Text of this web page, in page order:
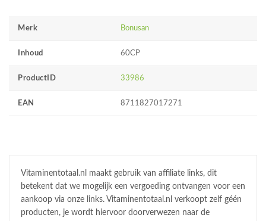
Merk Bonusan
Inhoud 60CP
ProductID 33986
EAN 8711827017271
Vitaminentotaal.nl maakt gebruik van affiliate links, dit
betekent dat we mogelijk een vergoeding ontvangen voor een
aankoop via onze links. Vitaminentotaal.nl verkoopt zelf géén
producten, je wordt hiervoor doorverwezen naar de